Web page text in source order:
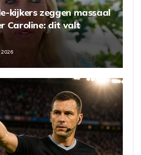
kijkers zeggen massaal
Caroline: dit valt